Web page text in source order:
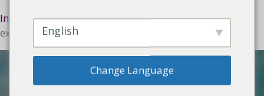
Inicio /Estilo/Expresivo/ Incertidumbre de la
existencia, No. 28, 2017
English
Change Language